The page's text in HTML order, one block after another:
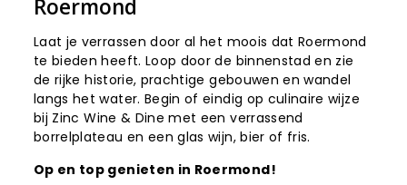
Roermond
Laat je verrassen door al het moois dat Roermond
te bieden heeft. Loop door de binnenstad en zie
de rijke historie, prachtige gebouwen en wandel
langs het water. Begin of eindig op culinaire wijze
bij Zinc Wine & Dine met een verrassend
borrelplateau en een glas wijn, bier of fris.
Op en top genieten in Roermond!